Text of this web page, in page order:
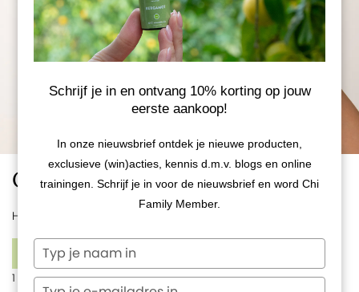
Chi SuperSkin - Cederhout
Home
FILTERS
1
1 product
Schrijf je in en ontvang 10% korting op jouw
eerste aankoop!
In onze nieuwsbrief ontdek je nieuwe producten,
exclusieve (win)acties, kennis d.m.v. blogs en online
trainingen. Schrijf je in voor de nieuwsbrief en word Chi
Family Member.
Typ
je
naam
Typ